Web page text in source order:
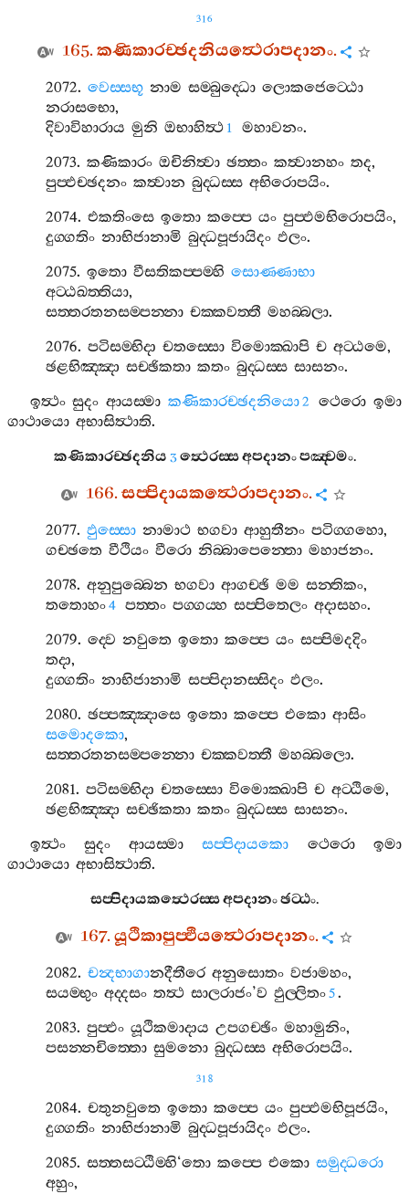
316
165.කණිකාරච‍්ඡදනියත්‍ථෙරාපදානං.
2072.වෙස‍්සභූ නාම සම‍්බුද‍්ධො ලොකජෙට‍්ඨො
නරාසභො,
දිවාවිහාරාය මුනි ඔභාහිත්‍ථ 1 මහාවනං.
2073.කණිකාරං ඔචිනිත්‍වා ඡත‍්තං කත්‍වානහං තද,
පුප‍්ඵච‍්ඡදනං කත්‍වාන බුද‍්ධස‍්ස අභිරොපයිං.
2074.එකතිංසෙ ඉතො කප‍්පෙ යං පුප‍්ඵමභිරොපයිං,
දුග‍්ගතිං නාභිජානාමි බුද‍්ධපූජායිදං ඵලං.
2075.ඉතො වීසතිකප‍්පම‍්හි සොණ‍්ණාභා
අට‍්ඨඛත‍්තියා,
සත‍්තරතනසම‍්පන‍්නා චක‍්කවත‍්තී මහබ‍්බලා.
2076.පටිසම‍්භිදා චතස‍්සො විමොක‍්ඛාපි ච අට‍්ඨමෙ,
ඡළභිඤ‍්ඤා සච‍්ඡිකතා කතං බුද‍්ධස‍්ස සාසනං.
ඉත්‍ථං සුදං ආයස‍්මා කණිකාරච‍්ඡදනියො2 ථෙරො ඉමා
ගාථායො අභාසිත්‍ථාති.
කණිකාරච‍්ඡදනිය 3ත්‍ථෙරස‍්සඅපදානංපඤ‍්චමං.
166.සප‍්පිදායකත්‍ථෙරාපදානං.
2077.ඵුස‍්සො නාමාථ භගවා ආහුතීනං පටිග‍්ගහො,
ගච‍්ඡතෙ වීථියං වීරො නිබ‍්බාපෙන‍්තො මහාජනං.
2078.අනුපුබ‍්බෙන භගවා ආගච‍්ඡි මම සන‍්තිකං,
තතොහං4 පත‍්තං පග‍්ගය‍්හ සප‍්පිතෙලං අදාසහං.
2079.ද‍්වෙ නවුතෙ ඉතො කප‍්පෙ යං සප‍්පිමදදිං
තදා,
දුග‍්ගතිං නාභිජානාමි සප‍්පිදානස‍්සිදං ඵලං.
2080.ඡප‍්පඤ‍්ඤාසෙ ඉතො කප‍්පෙ එකො ආසිං
සමොදකො,
සත‍්තරතනසම‍්පන‍්නො චක‍්කවත‍්තී මහබ‍්බලො.
2081.පටිසම‍්භිදා චතස‍්සො විමොක‍්ඛාපි ච අට‍්ඨිමෙ,
ඡළභිඤ‍්ඤා සච‍්ඡිකතා කතං බුද‍්ධස‍්ස සාසනං.
ඉත්‍ථං
සුදං ආයස‍්මා සප‍්පිදායකො ථෙරො
ඉමා
ගාථායො අභාසිත්‍ථාති.
සප‍්පිදායකත්‍ථෙරස‍්සඅපදානංඡට‍්ඨං.
167.යූථිකාපුප‍්ඵියත්‍ථෙරාපදානං.
2082.චන්‍දභාගානදීතීරෙ අනුසොතං වජාමහං,
සයම‍්භුං අද‍්දසං තත්‍ථ සාලරාජං’ව ඵුල‍්ලිතං5.
2083.පුප‍්ඵං යූථිකමාදාය උපගච‍්ඡිං මහාමුනිං,
පසන‍්නචිත‍්තො සුමනො බුද‍්ධස‍්ස අභිරොපයිං.
318
2084.චතුනවුතෙ ඉතො කප‍්පෙ යං පුප‍්ඵමභිපූජයිං,
දුග‍්ගතිං නාභිජානාමි බුද‍්ධපූජායිදං ඵලං.
2085.සත‍්තසට‍්ඨිම‍්හි‘තො කප‍්පෙ එකො සමුද‍්ධරො
අහුං,